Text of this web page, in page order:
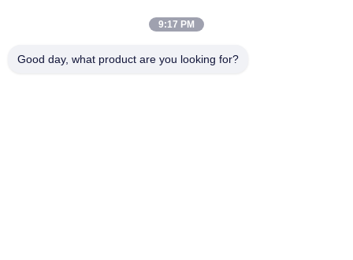
9:17 PM
Good day, what product are you looking for?